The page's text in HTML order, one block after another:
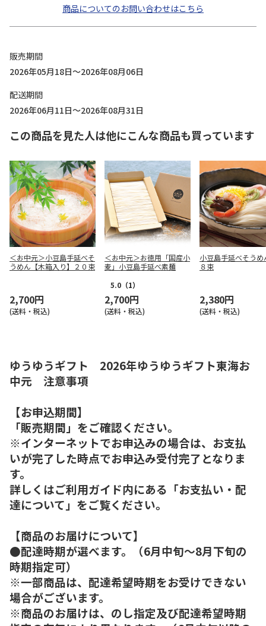
商品についてのお問い合わせはこちら
販売期間
2026年05月18日～2026年08月06日
配送期間
2026年06月11日～2026年08月31日
この商品を見た人は他にこんな商品も買っています
＜お中元＞小豆島手延べそ
うめん【木箱入り】２０束
2,700円
(送料・税込)
＜お中元＞お徳用「国産小
麦」小豆島手延べ素麺
5.0 （1）
2,700円
(送料・税込)
小豆島手延べそう
８束
2,380円
(送料・税込)
ゆうゆうギフト 2026年ゆうゆうギフト東海お
中元 注意事項
【お申込期間】
「販売期間」をご確認ください。
※インターネットでお申込みの場合は、お支払
いが完了した時点でお申込み受付完了となりま
す。
詳しくはご利用ガイド内にある「お支払い・配
達について」をご覧ください。
【商品のお届けについて】
●配達時期が選べます。（6月中旬～8月下旬の
時期指定可）
※一部商品は、配達希望時期をお受けできない
場合がございます。
※商品のお届けは、のし指定及び配達希望時期